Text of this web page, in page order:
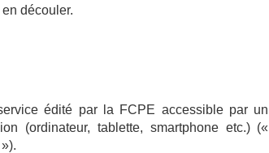
découler.
édité par la FCPE accessible par un
(ordinateur, tablette, smartphone etc.) («